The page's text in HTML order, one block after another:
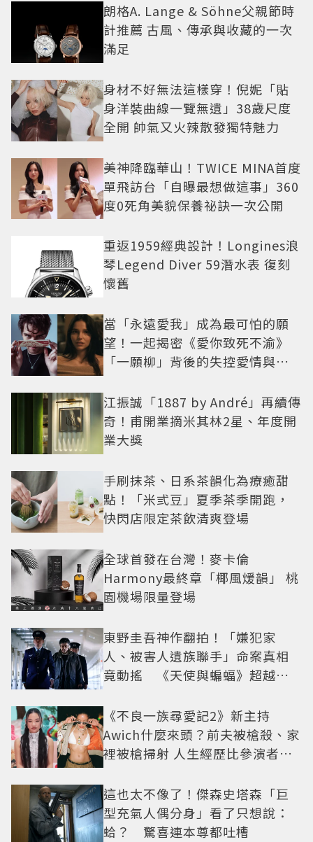
朗格A. Lange & Söhne父親節時
計推薦 古風、傳承與收藏的一次
滿足
身材不好無法這樣穿！倪妮「貼
身洋裝曲線一覽無遺」38歲尺度
全開 帥氣又火辣散發獨特魅力
美神降臨華山！TWICE MINA首度
單飛訪台「自曝最想做這事」360
度0死角美貌保養祕訣一次公開
重返1959經典設計！Longines浪
琴Legend Diver 59潛水表 復刻
懷舊
當「永遠愛我」成為最可怕的願
望！一起揭密《愛你致死不渝》
「一願柳」背後的失控愛情與爆
江振誠「1887 by André」再續傳
奇！甫開業摘米其林2星、年度開
業大獎
手刷抹茶、日系茶韻化為療癒甜
點！「米弎豆」夏季茶季開跑，
快閃店限定茶飲清爽登場
全球首發在台灣！麥卡倫
Harmony最終章「椰風煖韻」 桃
園機場限量登場
東野圭吾神作翻拍！「嫌犯家
人、被害人遺族聯手」命案真相
竟動搖 《天使與蝙蝠》超越懸
《不良一族尋愛記2》新主持
Awich什麼來頭？前夫被槍殺、家
裡被槍掃射 人生經歷比參演者還
這也太不像了！傑森史塔森「巨
型充氣人偶分身」看了只想說：
蛤？ 驚喜連本尊都吐槽